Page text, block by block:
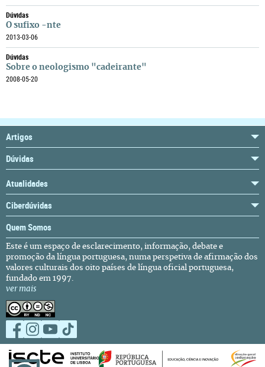
Dúvidas
O sufixo -nte
2013-03-06
Dúvidas
Sobre o neologismo "cadeirante"
2008-05-20
Artigos
Dúvidas
Atualidades
Ciberdúvidas
Quem Somos
Este é um espaço de esclarecimento, informação, debate e
promoção da língua portuguesa, numa perspetiva de afirmação dos
valores culturais dos oito países de língua oficial portuguesa,
fundado em 1997.
ver mais